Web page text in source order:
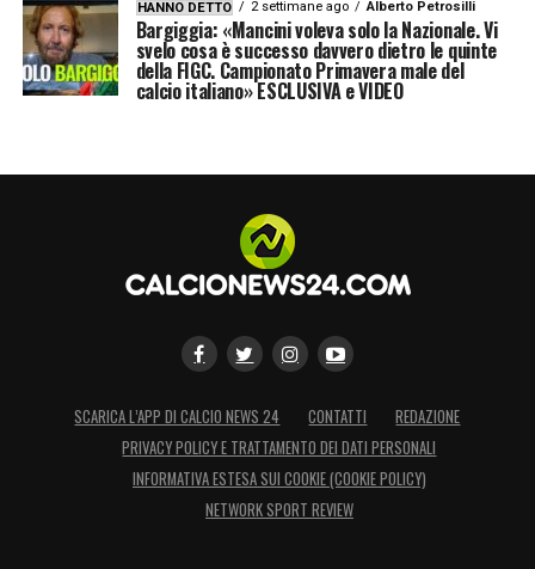
HANNO DETTO 2 settimane ago Alberto Petrosilli
Bargiggia: «Mancini voleva solo la Nazionale. Vi
svelo cosa è successo davvero dietro le quinte
della FIGC. Campionato Primavera male del
calcio italiano» ESCLUSIVA e VIDEO
SCARICA L’APP DI CALCIO NEWS 24 CONTATTI
REDAZIONE
PRIVACY POLICY E TRATTAMENTO DEI DATI PERSONALI
INFORMATIVA ESTESA SUI COOKIE (COOKIE POLICY)
NETWORK SPORT REVIEW